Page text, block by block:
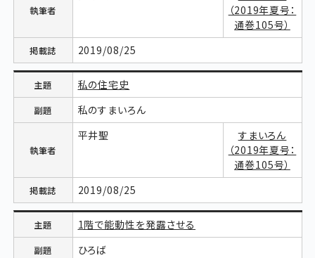
（2019年夏号：
通巻105号）
2019/08/25
私の住宅史
私のすまいろん
平井聖
すまいろん
（2019年夏号：
通巻105号）
2019/08/25
1階で能動性を発露させる
ひろば